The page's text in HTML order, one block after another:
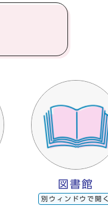
図書館
別ウィンドウで開く